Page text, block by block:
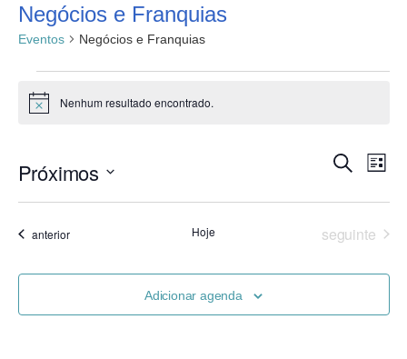
Negócios e Franquias
Eventos Negócios e Franquias
Notice Nenhum resultado encontrado.
e
Procurar
eventos
Lista
Próximos
data.Eventos
anterior Hoje Eventos
seguinte
Adicionar agenda